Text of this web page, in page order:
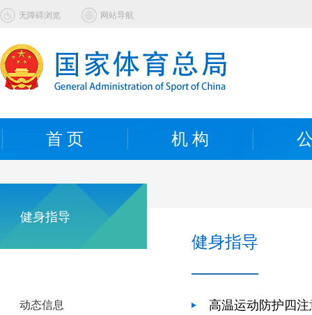
无障碍浏览 网站导航
首 页 机 构
健身指导
动态信息
健身指导
高温运动防护四注